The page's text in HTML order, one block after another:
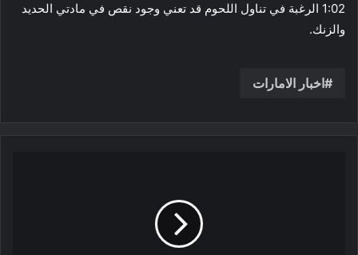
1:02 الرغبة في تناول اللحوم قد تعني وجود نقص في مادتي الحديد
والزنك.
اخبار الامارات